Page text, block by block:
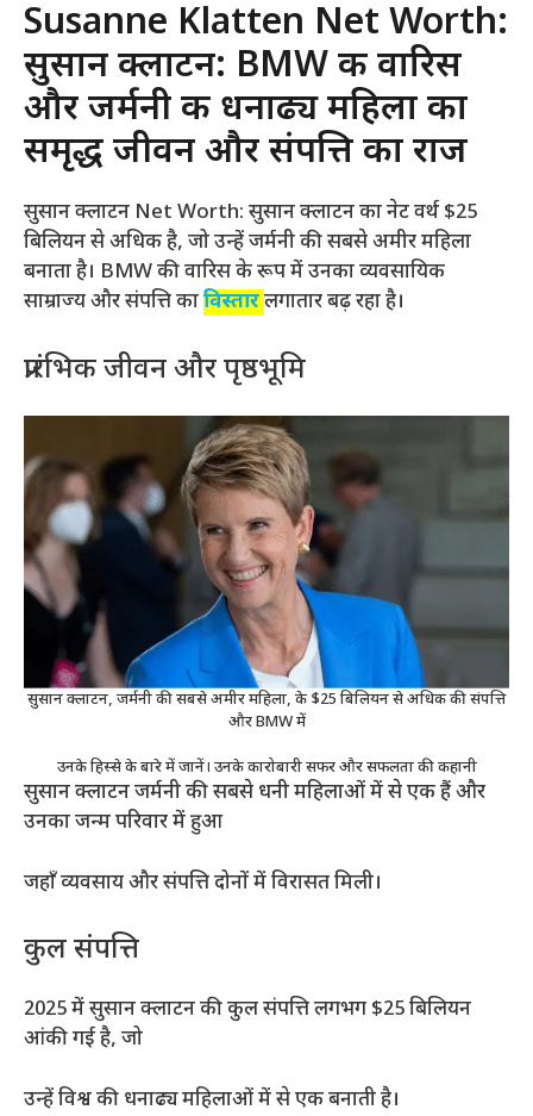
Susanne Klatten Net Worth:
सुसान क्लाटन: BMW की वारिस
और जर्मनी की धनाढ्य महिला का
समृद्ध जीवन और संपत्ति का राज
सुसान क्लाटन Net Worth: सुसान क्लाटन का नेट वर्थ $25
बिलियन से अधिक है, जो उन्हें जर्मनी की सबसे अमीर महिला
बनाता है। BMW की वारिस के रूप में उनका व्यवसायिक
साम्राज्य और संपत्ति काविस्तारलगातार बढ़ रहा है।
प्रारंभिक जीवन और पृष्ठभूमि
सुसान क्लाटन, जर्मनी की सबसे अमीर महिला, के $25 बिलियन से अधिक की संपत्ति
और BMW में
उनके हिस्से के बारे में जानें। उनके कारोबारी सफर और सफलता की कहानी
सुसान क्लाटन जर्मनी की सबसे धनी महिलाओं में से एक हैं और
उनका जन्म परिवार में हुआ
जहाँ व्यवसाय और संपत्ति दोनों में विरासत मिली।
कुल संपत्ति
2025 में सुसान क्लाटन की कुल संपत्ति लगभग $25 बिलियन
आंकी गई है, जो
उन्हें विश्व की धनाढ्य महिलाओं में से एक बनाती है।